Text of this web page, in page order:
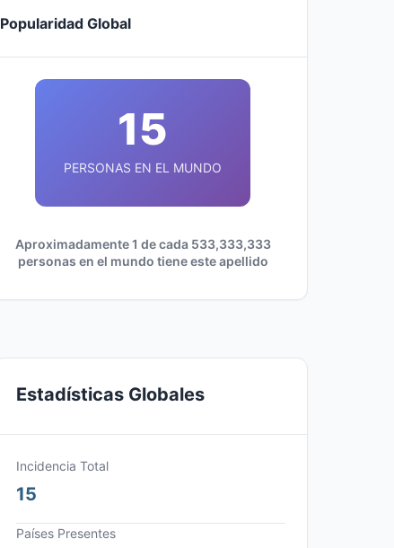
Popularidad Global
15
PERSONAS EN EL MUNDO
Aproximadamente 1 de cada 533,333,333
personas en el mundo tiene este apellido
Estadísticas Globales
Incidencia Total
15
Países Presentes